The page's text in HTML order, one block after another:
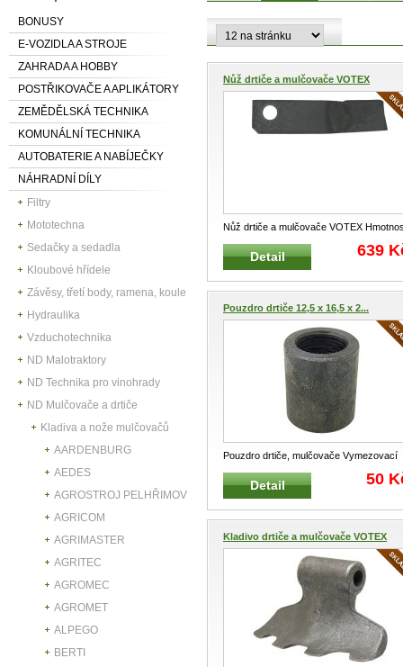
BONUSY
E-VOZIDLA A STROJE
ZAHRADA A HOBBY
POSTŘIKOVAČE A APLIKÁTORY
ZEMĚDĚLSKÁ TECHNIKA
KOMUNÁLNÍ TECHNIKA
AUTOBATERIE A NABÍJEČKY
NÁHRADNÍ DÍLY
Filtry
Mototechna
Sedačky a sedadla
Kloubové hřídele
Závěsy, třetí body, ramena, koule
Hydraulika
Vzduchotechnika
ND Malotraktory
ND Technika pro vinohrady
ND Mulčovače a drtiče
Kladiva a nože mulčovačů
AARDENBURG
AEDES
AGROSTROJ PELHŘIMOV
AGRICOM
AGRIMASTER
AGRITEC
AGROMEC
AGROMET
ALPEGO
BERTI
Nůž drtiče a mulčovače VOTEX
Nůž drtiče a mulčovače VOTEX
: 1,24 kg
Detail 639
Pouzdro drtiče 12,5 x 16,5 x 2...
Pouzdro drtiče, mulčovače Vymezovací
pouzdro drtících nožů a kladiv
Detail 50
Kladivo drtiče a mulčovače VOTEX